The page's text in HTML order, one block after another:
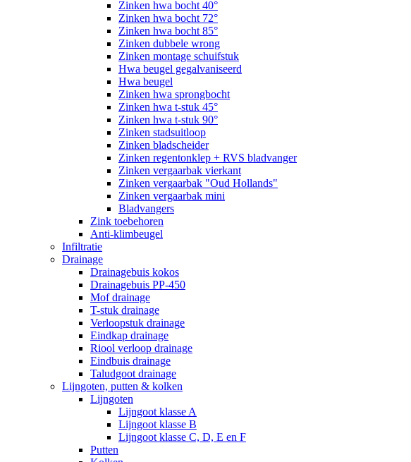
Zinken hwa bocht 40°
Zinken hwa bocht 72°
Zinken hwa bocht 85°
Zinken dubbele wrong
Zinken montage schuifstuk
Hwa beugel gegalvaniseerd
Hwa beugel
Zinken hwa sprongbocht
Zinken hwa t-stuk 45°
Zinken hwa t-stuk 90°
Zinken stadsuitloop
Zinken bladscheider
Zinken regentonklep + RVS bladvanger
Zinken vergaarbak vierkant
Zinken vergaarbak "Oud Hollands"
Zinken vergaarbak mini
Bladvangers
Zink toebehoren
Anti-klimbeugel
Infiltratie
Drainage
Drainagebuis kokos
Drainagebuis PP-450
Mof drainage
T-stuk drainage
Verloopstuk drainage
Eindkap drainage
Riool verloop drainage
Eindbuis drainage
Taludgoot drainage
Lijngoten, putten & kolken
Lijngoten
Lijngoot klasse A
Lijngoot klasse B
Lijngoot klasse C, D, E en F
Putten